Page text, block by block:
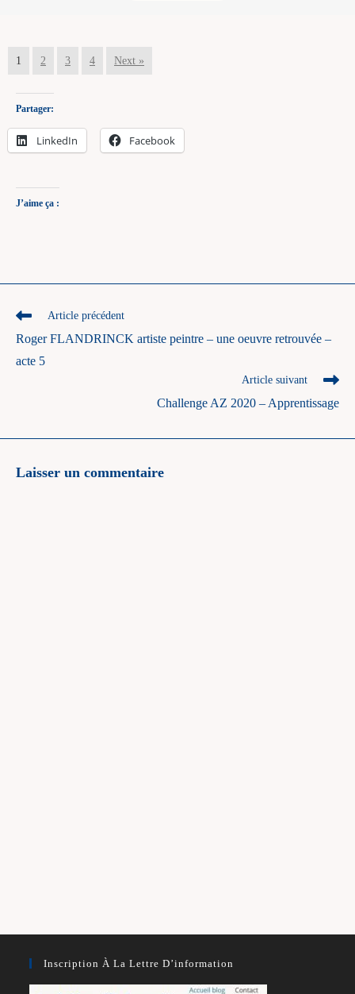
1 2 3 4 Next »
Partager:
LinkedIn Facebook
J’aime ça :
Read
articles
Article précédent
Roger FLANDRINCK artiste peintre – une oeuvre retrouvée –
acte 5
Article suivant
Challenge AZ 2020 – Apprentissage
Laisser un commentaire
Inscription À La Lettre D’information